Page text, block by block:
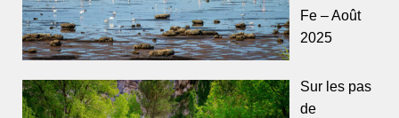
Fe – Août
2025
Sur les pas
de